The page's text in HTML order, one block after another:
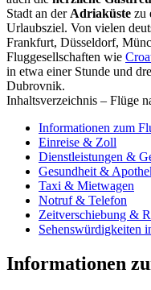
Stadt an der Adriaküste zu
Urlaubsziel. Von vielen
Frankfurt, Düsseldorf,
Fluggesellschaften wie
in etwa einer Stunde und
Dubrovnik.
Inhaltsverzeichnis – Flüge
Informationen zum
Einreise & Zoll
Dienstleistungen &
Gesundheit &
Taxi & Mietwagen
Notruf & Telefon
Zeitverschiebung &
Sehenswürdigkeiten
Informationen